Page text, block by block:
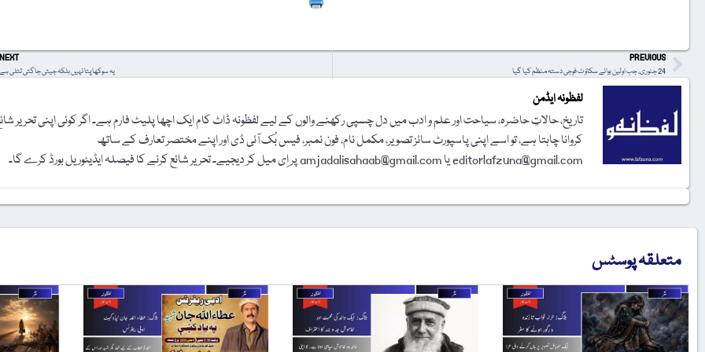
PREVIOUS
24 جنوری، جب اولین بوائے سکاؤٹ فوجی دستہ منظم کیا گیا
NEXT
یہ سوکھا پتا نہیں بلکہ جیتی جاگتی تتلی ہے
لفظونہ ایڈمن
تاریخ، حالاتِ حاضرہ، سیاحت اور علم و ادب میں دل چسپی رکھنے والوں کے لیے لفظونہ ڈاٹ کام ایک اچھا پلیٹ فارم ہے۔ اگر کوئی اپنی تحریر
کروانا چاہتا ہے، تو اسے اپنی پاسپورٹ سائز تصویر، مکمل نام، فون نمبر، فیس بُک آئی ڈی اور اپنے مختصر تعارف کے ساتھ
editorlafzuna@gmail.com یا amjadalisahaab@gmail.com پر اِی میل کر دیجیے۔ تحریر شائع کرنے کا فیصلہ ایڈیٹوریل بورڈ کرے گا۔
متعلقہ پوسٹس